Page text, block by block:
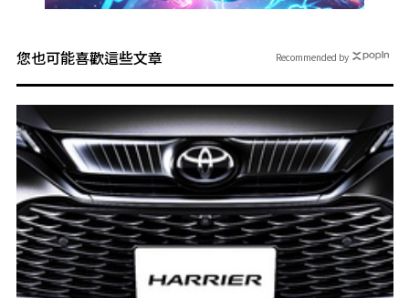
您也可能喜歡這些文章 Recommended by